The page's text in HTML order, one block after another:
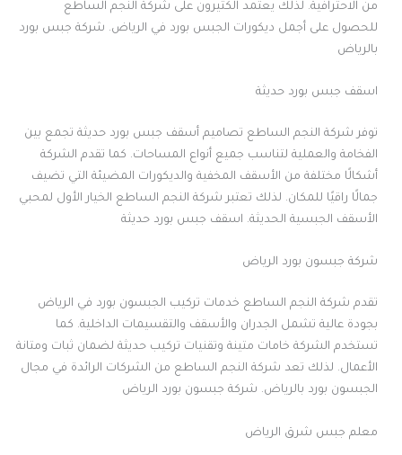
من الاحترافية. لذلك يعتمد الكثيرون على شركة النجم الساطع
للحصول على أجمل ديكورات الجبس بورد في الرياض. شركة جبس بورد
بالرياض
اسقف جبس بورد حديثة
توفر شركة النجم الساطع تصاميم أسقف جبس بورد حديثة تجمع بين
الفخامة والعملية لتناسب جميع أنواع المساحات. كما تقدم الشركة
أشكالًا مختلفة من الأسقف المخفية والديكورات المضيئة التي تضيف
جمالًا راقيًا للمكان. لذلك تعتبر شركة النجم الساطع الخيار الأول لمحبي
الأسقف الجبسية الحديثة. اسقف جبس بورد حديثة
شركة جبسون بورد الرياض
تقدم شركة النجم الساطع خدمات تركيب الجبسون بورد في الرياض
بجودة عالية تشمل الجدران والأسقف والتقسيمات الداخلية. كما
تستخدم الشركة خامات متينة وتقنيات تركيب حديثة لضمان ثبات ومتانة
الأعمال. لذلك تعد شركة النجم الساطع من الشركات الرائدة في مجال
الجبسون بورد بالرياض. شركة جبسون بورد الرياض
معلم جبس شرق الرياض